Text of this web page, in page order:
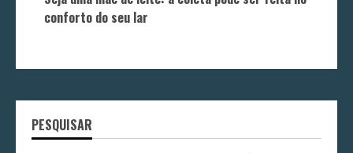
conforto do seu lar
PESQUISAR